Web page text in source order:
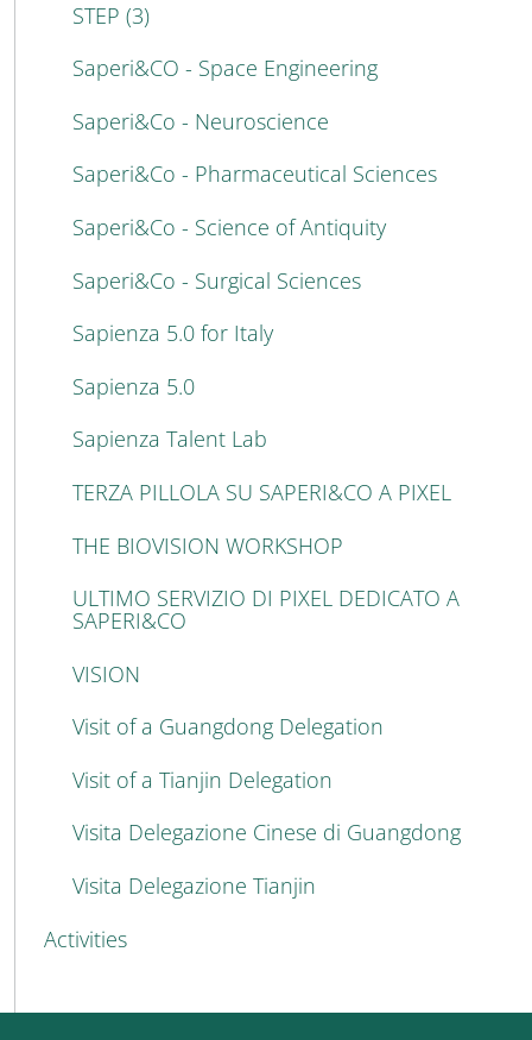
STEP (3)
Saperi&CO - Space Engineering
Saperi&Co - Neuroscience
Saperi&Co - Pharmaceutical Sciences
Saperi&Co - Science of Antiquity
Saperi&Co - Surgical Sciences
Sapienza 5.0 for Italy
Sapienza 5.0
Sapienza Talent Lab
TERZA PILLOLA SU SAPERI&CO A PIXEL
THE BIOVISION WORKSHOP
ULTIMO SERVIZIO DI PIXEL DEDICATO A
SAPERI&CO
VISION
Visit of a Guangdong Delegation
Visit of a Tianjin Delegation
Visita Delegazione Cinese di Guangdong
Visita Delegazione Tianjin
Activities